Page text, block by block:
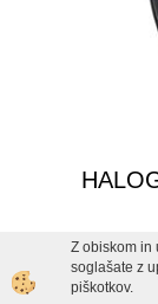
Z obiskom in
soglašate z
piškotkov.